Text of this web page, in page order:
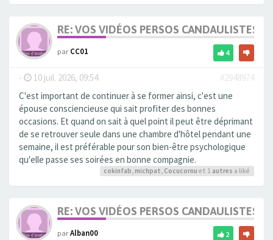
RE: VOS VIDÉOS PERSOS CANDAULISTES
parCC01 4
- 10 juil. 2026, 09:54
#2948974
C'est important de continuer à se former ainsi, c'est une
épouse consciencieuse qui sait profiter des bonnes
occasions. Et quand on sait à quel point il peut être déprimant
de se retrouver seule dans une chambre d'hôtel pendant une
semaine, il est préférable pour son bien-être psychologique
qu'elle passe ses soirées en bonne compagnie.
cokinfab michpat Cocucornu et 1 autres a liké
RE: VOS VIDÉOS PERSOS CANDAULISTES
parAlban00 2